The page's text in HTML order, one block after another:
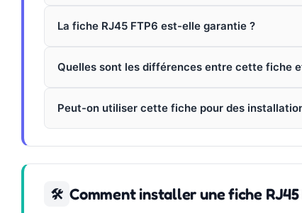
La fiche RJ45 FTP6 est-elle garantie ?
Quelles sont les différences entre cette fiche
Peut-on utiliser cette fiche pour des
🛠 Comment installer une fiche RJ45